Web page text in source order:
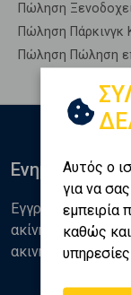
Πώληση
Πώληση Πάρκινγκ
Πώληση Πώληση
Αυτός ο
για να
εμπειρία
καθώς
Ενημερωθείτε
Εγγραφείτε στο
ακίνητα,
ακινήτων